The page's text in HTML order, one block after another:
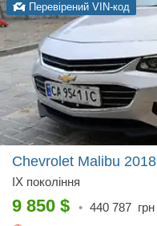
Перевірений VIN-код
Chevrolet Malibu 2018
IX покоління
9 850 $ • 440 787 грн